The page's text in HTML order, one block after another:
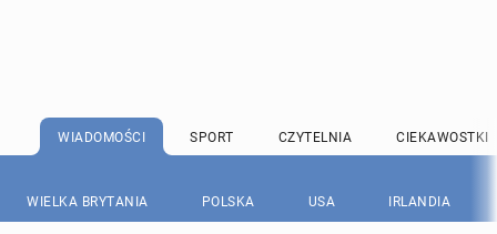
WIADOMOŚCI SPORT CZYTELNIA CIEKAWOSTKI
WIELKA BRYTANIA POLSKA USA IRLANDIA